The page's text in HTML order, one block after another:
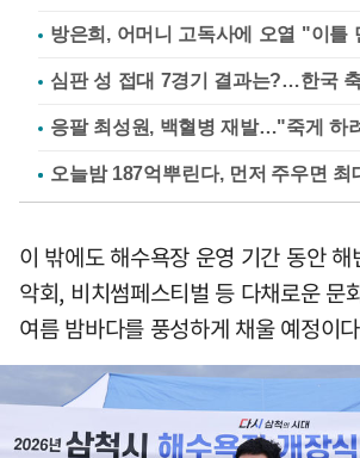
방은희, 어머니 고독사에 오열 "이틀
심판 성 접대 7경기 결과는?…한국
응팔 최성원, 백혈병 재발…"죽게 하
이 밖에도 해수욕장 운영 기간 동안
악회, 비치썸페스티벌 등 다채로운 문
여름 밤바다를 풍성하게 채울 예정이